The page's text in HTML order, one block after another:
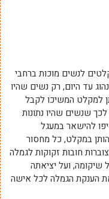
כ-700 נשים מדי שנה ב-14 מקלטים לנשים מוכות ברחבי
עד היום, רק נשים שהיו
למקלט המשיכו לקבל
שנשים שהיו נתונות
להישאר במעגל
במקלט, כל מחסור
חובות זקוקות לגמלה
ועל יציאתה
הענקת הגמלה לכל אישה